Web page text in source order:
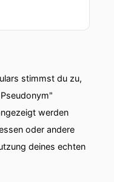
stimmst du zu,
werden
oder andere
deines echten